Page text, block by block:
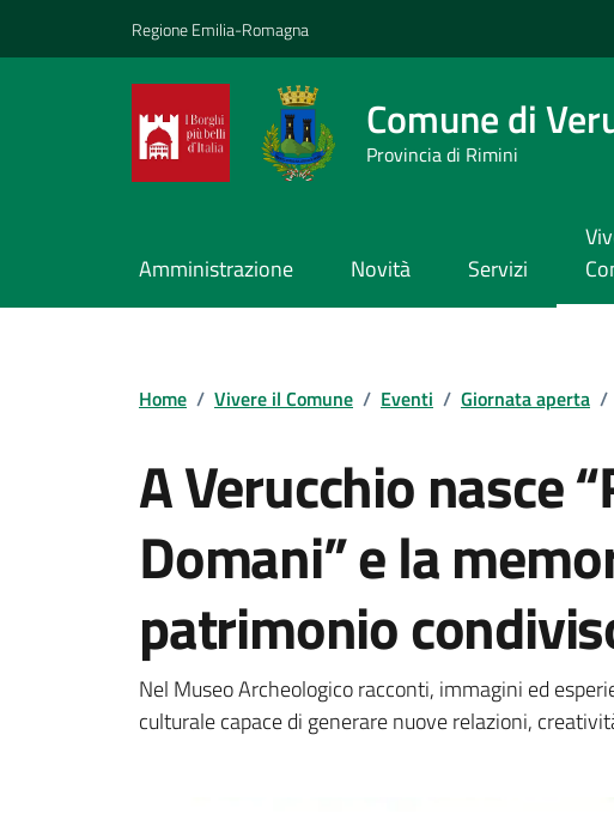
Regione Emilia-Romagna
Comune di
Provincia di Rimini
Amministrazione Novità Servizi
Home / Vivere il Comune / Eventi / Giornata aperta /
A Verucchio nasce
Domani” e la
patrimonio
Nel Museo Archeologico racconti, immagini ed
culturale capace di generare nuove relazioni,